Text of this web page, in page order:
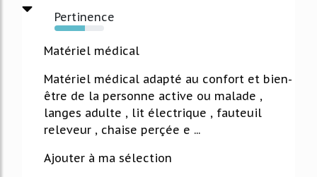
Pertinence
62%
Matériel médical
Matériel médical adapté au confort et bien-
être de la personne active ou malade ,
langes adulte , lit électrique , fauteuil
releveur , chaise perçée e ...
Ajouter à ma sélection